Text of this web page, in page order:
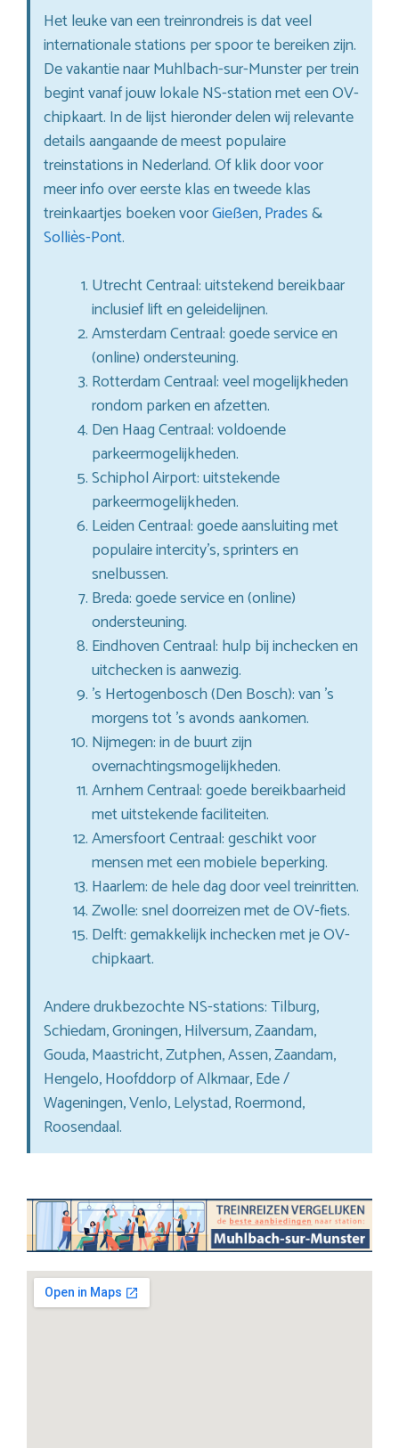
Het leuke van een treinrondreis is dat veel
internationale stations per spoor te bereiken zijn.
De vakantie naar Muhlbach-sur-Munster per trein
begint vanaf jouw lokale NS-station met een OV-
chipkaart. In de lijst hieronder delen wij relevante
details aangaande de meest populaire
treinstations in Nederland. Of klik door voor
meer info over eerste klas en tweede klas
treinkaartjes boeken voorGießen,Prades&
Solliès-Pont.
Utrecht Centraal: uitstekend bereikbaar
inclusief lift en geleidelijnen.
Amsterdam Centraal: goede service en
(online) ondersteuning.
Rotterdam Centraal: veel mogelijkheden
rondom parken en afzetten.
Den Haag Centraal: voldoende
parkeermogelijkheden.
Schiphol Airport: uitstekende
parkeermogelijkheden.
Leiden Centraal: goede aansluiting met
populaire intercity’s, sprinters en
snelbussen.
Breda: goede service en (online)
ondersteuning.
Eindhoven Centraal: hulp bij inchecken en
uitchecken is aanwezig.
’s Hertogenbosch (Den Bosch): van ’s
morgens tot ’s avonds aankomen.
Nijmegen: in de buurt zijn
overnachtingsmogelijkheden.
Arnhem Centraal: goede bereikbaarheid
met uitstekende faciliteiten.
Amersfoort Centraal: geschikt voor
mensen met een mobiele beperking.
Haarlem: de hele dag door veel treinritten.
Zwolle: snel doorreizen met de OV-fiets.
Delft: gemakkelijk inchecken met je OV-
chipkaart.
Andere drukbezochte NS-stations: Tilburg,
Schiedam, Groningen, Hilversum, Zaandam,
Gouda, Maastricht, Zutphen, Assen, Zaandam,
Hengelo, Hoofddorp of Alkmaar, Ede /
Wageningen, Venlo, Lelystad, Roermond,
Roosendaal.